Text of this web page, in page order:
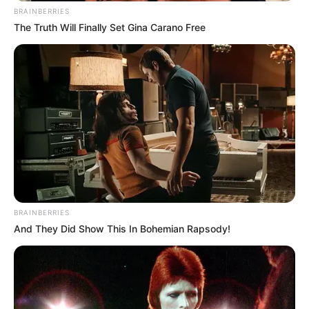
(foto: mbc)
BRAINBERRIES
The Truth Will Finally Set Gina Carano Free
BRAINBERRIES
And They Did Show This In Bohemian Rapsody!